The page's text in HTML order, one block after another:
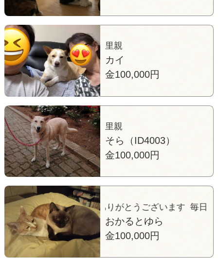
里親
カイ
金100,000円
里親
そら（ID4003）
金100,000円
んの幸せをありがとうございます 毎日たくさんの
おかるとゆら
金100,000円